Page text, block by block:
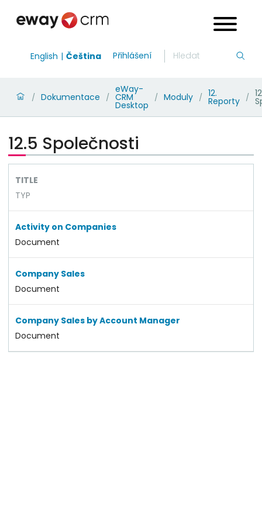
English Čeština Přihlášení
/ Dokumentace /
eWay-
CRM
Desktop
/ Moduly / 12.
Reporty /
12.5 Společnosti
TITLE
TYP
Activity on Companies
Document
Company Sales
Document
Company Sales by Account Manager
Document